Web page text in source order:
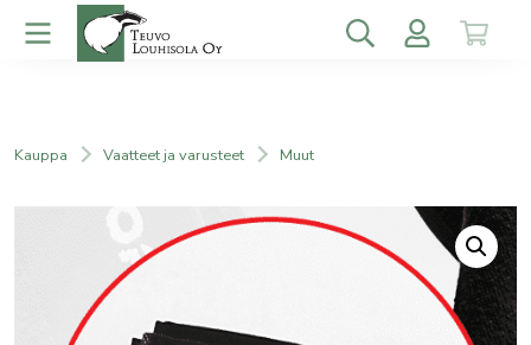
Kauppa Vaatteet ja varusteet Muut